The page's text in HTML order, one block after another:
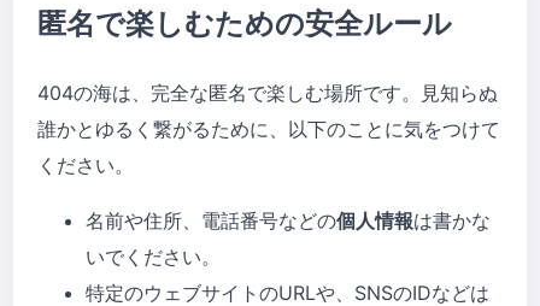
匿名で楽しむための安全ルール
404の海は、完全な匿名で楽しむ場所です。見知らぬ
誰かとゆるく繋がるために、以下のことに気をつけて
ください。
名前や住所、電話番号などの個人情報は書かな
いでください。
特定のウェブサイトのURLや、SNSのIDなどは